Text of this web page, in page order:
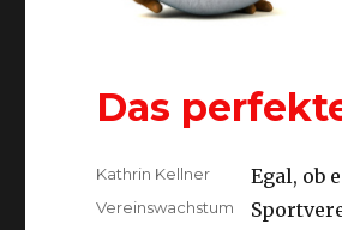
Das
Egal, ob
Autor
Kathrin Kellner
Kategorien
Vereinswachstum